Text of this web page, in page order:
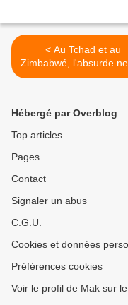
< Au Tchad et au
Zimbabwé, l'absurde ne
pas! Par Djimé
Hébergé par Overblog
Top articles
Pages
Contact
Signaler un abus
C.G.U.
Cookies et données
Préférences cookies
Voir le profil de Mak sur